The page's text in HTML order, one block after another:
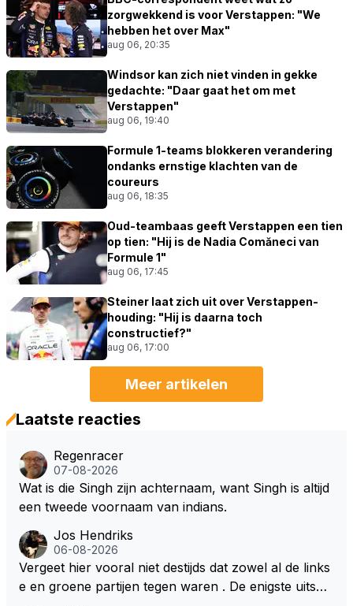
zorgwekkend is voor Verstappen: "We
hebben het over Max"
aug 06, 20:35
Windsor kan zich niet vinden in gekke
gedachte: "Daar gaat het om met
Verstappen"
aug 06, 19:40
Formule 1-teams blokkeren verandering
ondanks ernstige klachten van de
coureurs
aug 06, 18:35
Oud-teambaas geeft Verstappen een tien
op tien: "Hij is de Nadia Comăneci van
Formule 1"
aug 06, 17:45
Steiner laat zich uit over Verstappen-
houding: "Hij is daarna toch
constructief?"
aug 06, 17:00
Meer artikelen
Laatste reacties
Regenracer
07-08-2026
Wat is die Singh zijn achternaam, want Singh is altijd
een tweede voornaam van indians.
Jos Hendriks
06-08-2026
Vergeet hier vooral niet destijds dat zowel al de links
e en groene partijen tegen waren . De enigste uitspr